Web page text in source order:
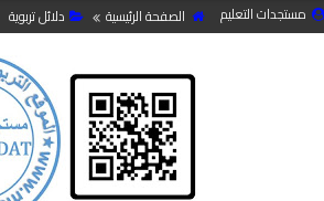
مستجدات التعليم الصفحة الرئيسية دلائل تربوية